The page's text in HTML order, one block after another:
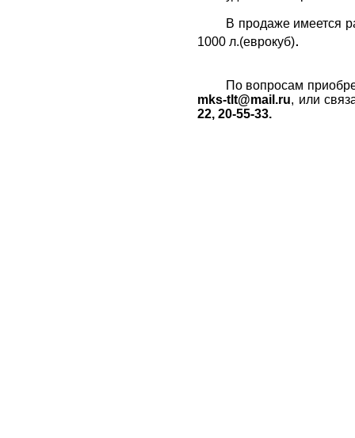
В продаже имеется
1000 л.(еврокуб).
По вопросам
mks-tlt@mail.ru, или
22, 20-55-33.